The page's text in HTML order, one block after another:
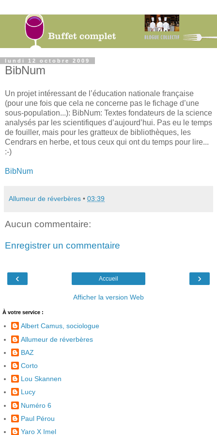
lundi 12 octobre 2009
BibNum
Un projet intéressant de l’éducation nationale française
(pour une fois que cela ne concerne pas le fichage d’une
sous-population...): BibNum: Textes fondateurs de la science
analysés par les scientifiques d’aujourd’hui. Pas eu le temps
de fouiller, mais pour les gratteux de bibliothèques, les
Cendrars en herbe, et tous ceux qui ont du temps pour lire...
:-)
BibNum
Allumeur de réverbères • 03:39
Aucun commentaire:
Enregistrer un commentaire
‹ ›
Accueil
Afficher la version Web
À votre service :
Albert Camus, sociologue
Allumeur de réverbères
BAZ
Corto
Lou Skannen
Lucy
Numéro 6
Paul Pérou
Yaro X Imel